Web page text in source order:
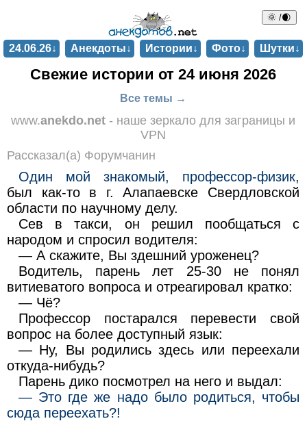
🌞 /🌒
24.06.26↓ Анекдоты↓ Истории↓ Фото↓ Шутки↓
Свежие истории от 24 июня 2026
Все темы →
www.anekdo.net - наше зеркало для заграницы и
VPN
Рассказал(а) Форумчанин
Один мой знакомый, профессор-физик,
был как-то в г. Алапаевске Свердловской
области по научному делу.
Сев в такси, он решил пообщаться с
народом и спросил водителя:
— А скажите, Вы здешний уроженец?
Водитель, парень лет 25-30 не понял
витиеватого вопроса и отреагировал кратко:
— Чё?
Профессор постарался перевести свой
вопрос на более доступный язык:
— Ну, Вы родились здесь или переехали
откуда-нибудь?
Парень дико посмотрел на него и выдал:
— Это где же надо было родиться, чтобы
сюда переехать?!